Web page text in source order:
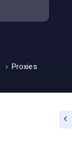
Proxies